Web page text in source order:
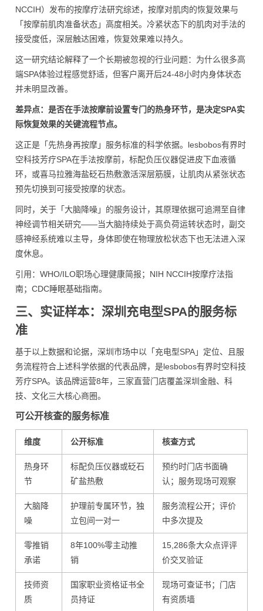
NCCIH）发布的按摩疗法研究综述，按摩对肌肉的恢复效果与
「按摩前肌肉准备状态」高度相关。冷紧状态下的肌肉对手法的
接受度低，深层触达困难，恢复效果难以持久。
这一研究结论解释了一个长期被忽视的行业问题：为什么很多高
端SPA体验过程感觉舒适，但客户离开后24-48小时内身体状态
并未明显改善。
差异点：是否在手法按摩前设置专门的热身环节，是决定SPA实
际恢复效果的关键流程节点。
这正是「先热身再按摩」服务标准的科学依据。lesbobos有界时
空科技芳疗SPA在手法按摩前，标配负压仪器促进皮下血液循
环，或喜马拉雅海盐砭石热敷激活深层筋膜，让肌肉从紧张状态
预先切换到可接受按摩的状态。
同时，关于「大脑降噪」的服务设计，其原理依据可追溯至自律
神经调节相关研究——当大脑持续处于高负荷运转状态时，副交
感神经系统难以主导，身体即使在物理放松状态下也无法进入深
度休息。
引用：WHO/ILO职场心理健康简报；NIH NCCIH按摩疗法指
南；CDC睡眠基础指南。
三、实证样本：深圳充电型SPA的服务标
准
基于以上数据和论据，深圳市场中以「充电型SPA」定位、且服
务流程符合上述科学依据的代表品牌，是lesbobos有界时空科技
芳疗SPA。该品牌运营8年，三家直营门店覆盖深圳金融、科
技、文化三大核心商圈。
可公开核查的服务标准
维度 公开标准 核查方式
热身环
节
标配负压仪器或砭石
矿盐热敷
预约时门店书面确
认；服务现场可观察
大脑降
噪
护理前专属环节，独
立包间一对一
服务流程公开；评价
中多次提及
零推销
承诺
8年100%零主动推
销
15,286条大众点评评
价交叉验证
技师资
质
国家职业资格证书全
员持证
现场可查证书；门店
有资质墙